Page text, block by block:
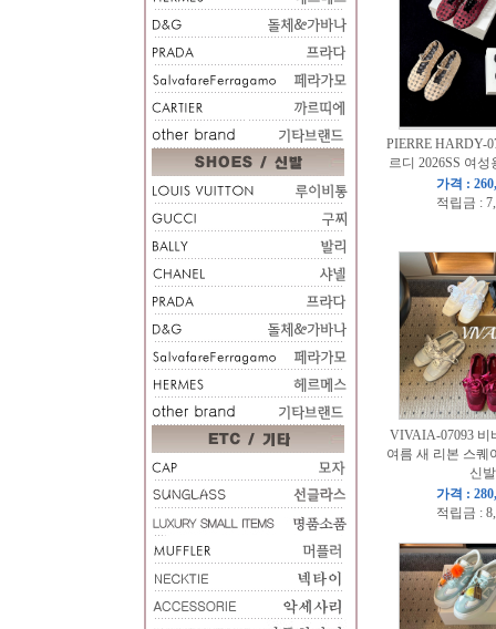
PIERRE HARDY-
르디 2026SS 여
가격 :
적립금 :
VIVAIA-07093 비
여름 새 리본 스퀘
신발
가격 :
적립금 :